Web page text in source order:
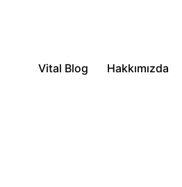
Vital Blog
Hakkımızda